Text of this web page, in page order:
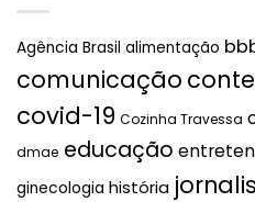
Agência Brasil alimentação
comunicação
covid-19 Cozinha Travessa
dmae educação
ginecologia história